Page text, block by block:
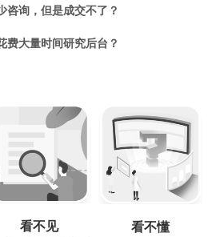
咨询，但是成交不了？
费大量时间研究后台？
看不见 看不懂